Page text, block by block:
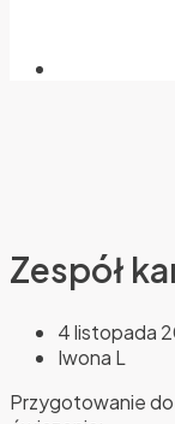
Zespół
4 listopada
Iwona L
Przygotowanie